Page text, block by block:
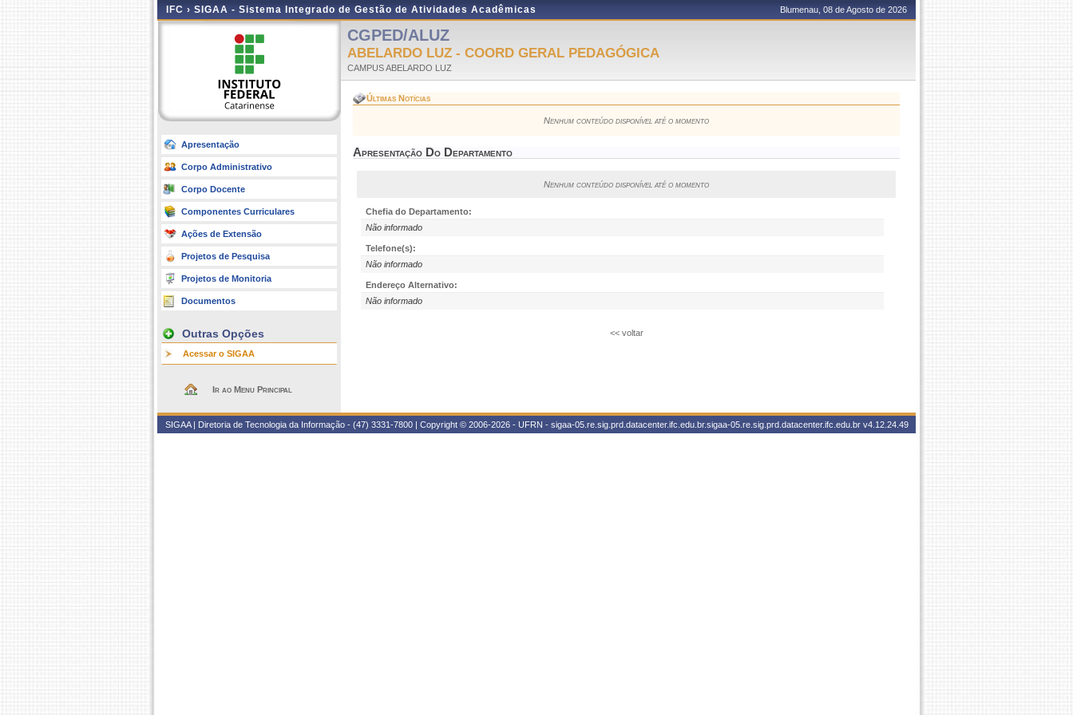
IFC › SIGAA - Sistema Integrado de Gestão de Atividades Acadêmicas Blumenau, 08 de Agosto de 2026
Apresentação
Corpo Administrativo
Corpo Docente
Componentes Curriculares
Ações de Extensão
Projetos de Pesquisa
Projetos de Monitoria
Documentos
Outras Opções
Acessar o SIGAA
Ir ao Menu Principal
CGPED/ALUZ
ABELARDO LUZ - COORD GERAL PEDAGÓGICA
CAMPUS ABELARDO LUZ
Últimas Notícias
Nenhum conteúdo disponível até o momento
Apresentação Do Departamento
Nenhum conteúdo disponível até o momento
Chefia do Departamento:
Não informado
Telefone(s):
Não informado
Endereço Alternativo:
Não informado
<< voltar
SIGAA | Diretoria de Tecnologia da Informação - (47) 3331-7800 | Copyright © 2006-2026 - UFRN - sigaa-05.re.sig.prd.datacenter.ifc.edu.br.sigaa-05.re.sig.prd.datacenter.ifc.edu.br v4.12.24.49